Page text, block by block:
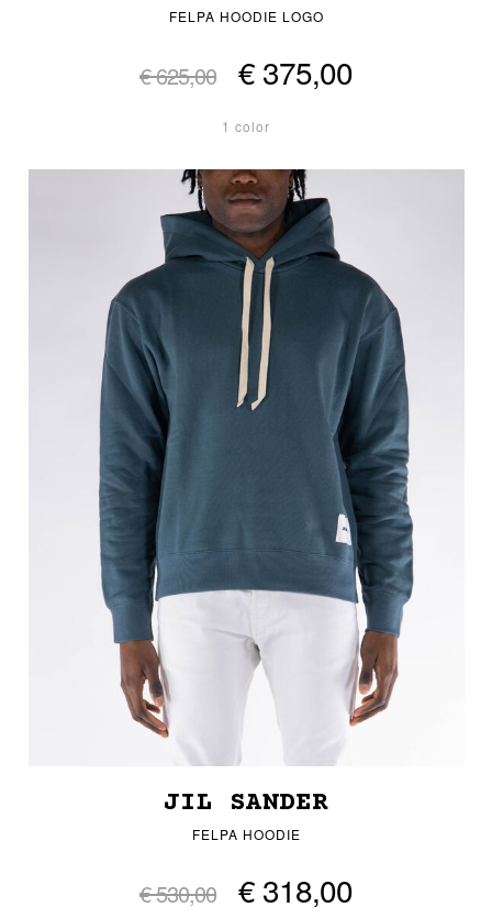
FELPA HOODIE LOGO
€ 625,00 € 375,00
1 color
JIL SANDER
FELPA HOODIE
€ 530,00 € 318,00